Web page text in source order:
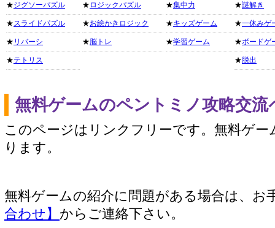
★ジグソーパズル
★スライドパズル
★ リバーシ
★テトリス
★ ロジックパズル
★お絵かきロジック
★脳トレ
★集中力
★キッズゲーム
★学習ゲーム
★謎解き
★一休みゲ
★ボードゲ
★ 脱出
無料ゲームのペントミノ攻略交
このページはリンクフリーです。無料ゲー
ります。
無料ゲームの紹介に問題がある場合は、お
合わせ】 からご連絡下さい。